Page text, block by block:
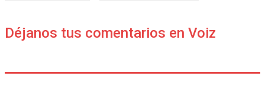
Déjanos tus comentarios en Voiz